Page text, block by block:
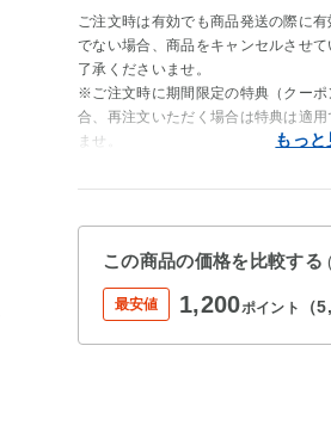
ご注文時は有効でも商品発送の際に
でない場合、商品をキャンセルさせ
了承くださいませ。
※ご注文時に期間限定の特典（クー
合、再注文いただく場合は特典は適
ませ。
この商品の価格を比較する
最安値 1,200ポイント （